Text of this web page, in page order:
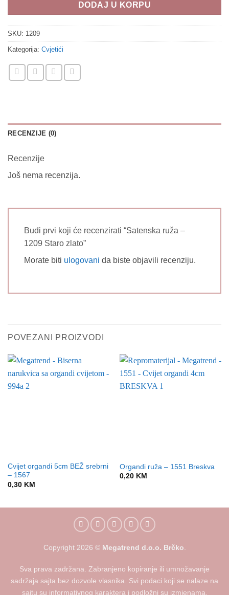
DODAJ U KORPU
SKU: 1209
Kategorija: Cvjetići
RECENZIJE (0)
Recenzije
Još nema recenzija.
Budi prvi koji će recenzirati “Satenska ruža –
1209 Staro zlato”
Morate biti ulogovani da biste objavili recenziju.
POVEZANI PROIZVODI
Cvijet organdi 5cm BEŽ srebrni
– 1567
0,30 KM
Organdi ruža – 1551 Breskva
0,20 KM
Copyright 2026 © Megatrend d.o.o. Brčko.
Sva prava zadržana. Zabranjeno kopiranje ili umnožavanje
sadržaja sajta bez dozvole vlasnika. Svi podaci koji se nalaze na
sajtu su informativnog karaktera i podložni su izmjenama.